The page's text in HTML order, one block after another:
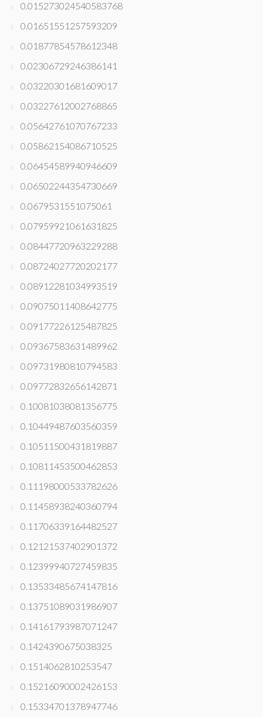
0.015273024540583768
0.01651551257593209
0.01877854578612348
0.02306729246386141
0.03220301681609017
0.03227612002768865
0.05642761070767233
0.05862154086710525
0.06454589940946609
0.06502244354730669
0.0679531551075061
0.07959921061631825
0.08447720963229288
0.08724027720202177
0.08912281034993519
0.09075011408642775
0.09177226125487825
0.09367583631489962
0.09731980810794583
0.09772832656142871
0.10081038081356775
0.10449487603560359
0.10511500431819887
0.10811453500462853
0.11198000533782626
0.11458938240360794
0.11706339164482527
0.12121537402901372
0.12399940727459835
0.13533485674147816
0.13751089031986907
0.14161793987071247
0.1424390675038325
0.1514062810253547
0.15216090002426153
0.15334701378947746